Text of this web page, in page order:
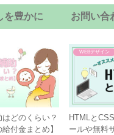
を豊かに お問い合
どのくらい？
付金まとめ】
WEBデザイン
HTMLと
ールや無料